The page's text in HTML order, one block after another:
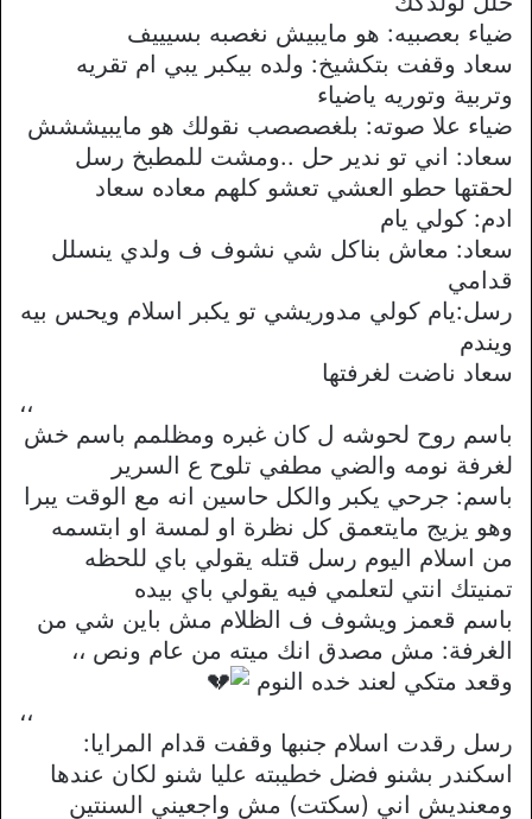
ضياء بعصبيه: هو مايبيش نغصبه بسيييف
سعاد وقفت بتكشيخ: ولده بيكبر يبي ام تقريه
وتربية وتوريه ياضياء
ضياء علا صوته: بلغصصصب نقولك هو مايبيششش
سعاد: اني تو ندير حل ..ومشت للمطبخ رسل
لحقتها حطو العشي تعشو كلهم معاده سعاد
ادم: كولي يام
سعاد: معاش بناكل شي نشوف ف ولدي ينسلل
قدامي
رسل:يام كولي مدوريشي تو يكبر اسلام ويحس بيه
ويندم
سعاد ناضت لغرفتها
،،
باسم روح لحوشه ل كان غبره ومظلمم باسم خش
لغرفة نومه والضي مطفي تلوح ع السرير
باسم: جرحي يكبر والكل حاسين انه مع الوقت يبرا
وهو يزيج مايتعمق كل نظرة او لمسة او ابتسمه
من اسلام اليوم رسل قتله يقولي باي للحظه
تمنيتك انتي لتعلمي فيه يقولي باي بيده
باسم قعمز ويشوف ف الظلام مش باين شي من
الغرفة: مش مصدق انك ميته من عام ونص ،،
وقعد متكي لعند خده النوم
،،
رسل رقدت اسلام جنبها وقفت قدام المرايا:
اسكندر بشنو فضل خطيبته عليا شنو لكان عندها
ومعنديش اني (سكتت) مش واجعيني السنتين